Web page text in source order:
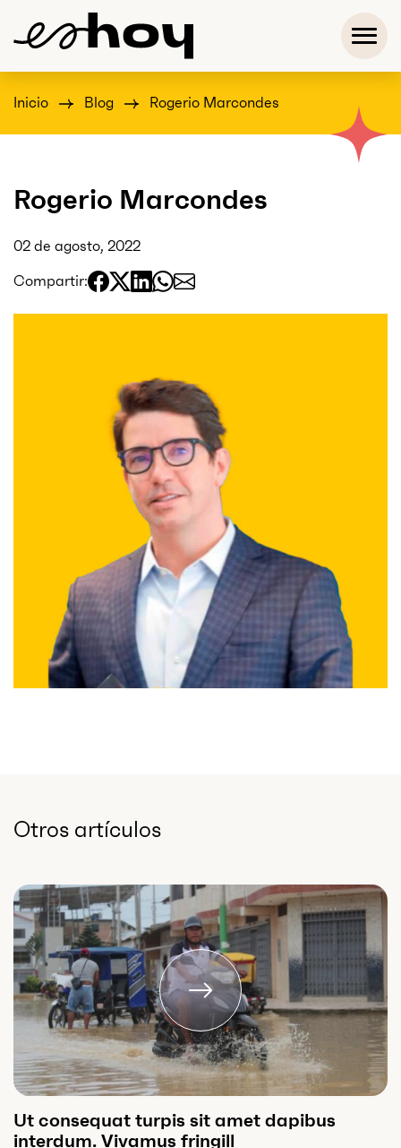
Inicio Blog Rogerio Marcondes
Rogerio Marcondes
02 de agosto, 2022
Compartir:
Otros artículos
Ut consequat turpis sit amet dapibus
interdum. Vivamus fringill